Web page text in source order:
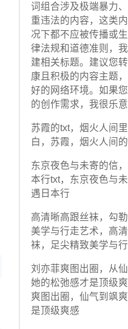
词组合涉及极端暴力
重违法的内容，这类
况下都不应被传播或
律法规和道德准则，
建相关标题。建议您
康且积极的内容主题
好的网络环境。如果
的创作需求，我很乐意
苏霞的txt，烟火人间
白，苏霞，烟火人间
东京夜色与未寄的信
本行txt，东京夜色与
遇日本行
高清晰高跟丝袜，勾
美学与行走艺术，高
袜，足尖精致美学与
刘亦菲爽图出圈，从仙
她的松弛感才是顶级
爽图出圈，仙气到飒
是顶级爽感